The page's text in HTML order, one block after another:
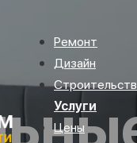
Ремонт
Дизайн
Услуги
Цены